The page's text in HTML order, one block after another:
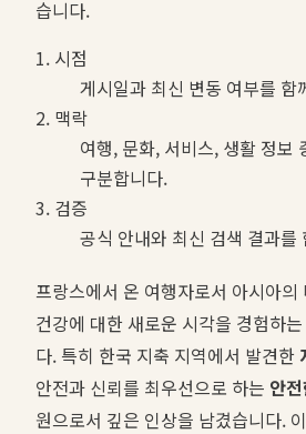
습니다.
1. 시점
게시일과 최신 변동 여부를 함
2. 맥락
여행, 문화, 서비스, 생활 정보
구분합니다.
3. 검증
공식 안내와 최신 검색 결과를
프랑스에서 온 여행자로서 아시아의
건강에 대한 새로운 시각을 경험하
다. 특히 한국 지축 지역에서 발견한
안전과 신뢰를 최우선으로 하는 안
원으로서 깊은 인상을 남겼습니다.